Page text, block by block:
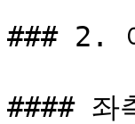
### 2.
#### 좌